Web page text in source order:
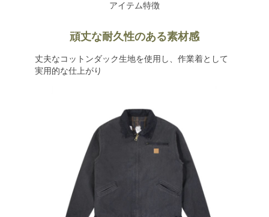
アイテム特徴
頑丈な耐久性のある素材感
丈夫なコットンダック生地を使用し、作業着として
実用的な仕上がり